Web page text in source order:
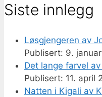
Siste innlegg
Løsgjengeren av
9.
Det lange farvel
11. april
Natten i Kigali av